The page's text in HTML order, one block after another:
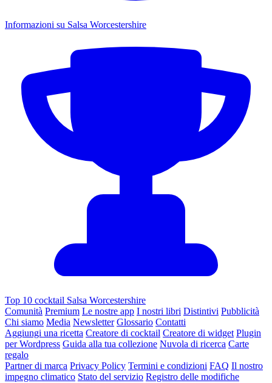
Informazioni su Salsa Worcestershire
Top 10 cocktail Salsa Worcestershire
Comunità Premium Le nostre app I nostri libri Distintivi Pubblicità
Chi siamo Media Newsletter Glossario Contatti
Aggiungi una ricetta Creatore di cocktail Creatore di widget Plugin
per Wordpress Guida alla tua collezione Nuvola di ricerca Carte
regalo
Partner di marca Privacy Policy Termini e condizioni FAQ Il nostro
impegno climatico Stato del servizio Registro delle modifiche